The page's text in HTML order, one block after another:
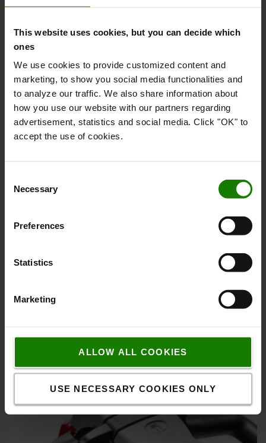
This website uses cookies, but you can decide which
ones
We use cookies to provide customized content and
marketing, to show you social media functionalities and
to analyze our traffic. We also share information about
how you use our website with our partners regarding
advertisement, statistics and social media. Click "OK" to
accept the use of cookies.
Selection
Necessary
Preferences
Statistics
Marketing
ALLOW ALL COOKIES
USE NECESSARY COOKIES ONLY
Monomasten med løftehøjde op til 1580 mm gør denne
arbejdsbordshøjde bliver dette et ergonomisk værktøj, der
gør ethvert arbejde nemt og sikkert.